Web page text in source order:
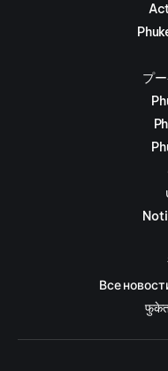
プ
Все
फुकेत